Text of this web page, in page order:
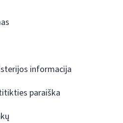
informacija
paraiška